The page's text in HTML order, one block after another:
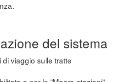
del sistema
viaggio sulle tratte